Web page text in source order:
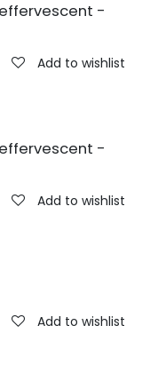
-
Add to wishlist
-
Add to wishlist
Add to wishlist